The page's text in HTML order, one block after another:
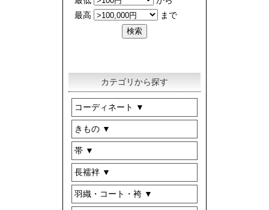
カテゴリから探す
コーディネート
きもの
帯
長襦袢
羽織・コート・袴